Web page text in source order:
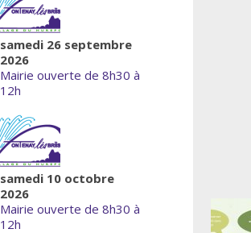
samedi 26 septembre
2026
Mairie ouverte de 8h30 à
12h
samedi 10 octobre
2026
Mairie ouverte de 8h30 à
12h